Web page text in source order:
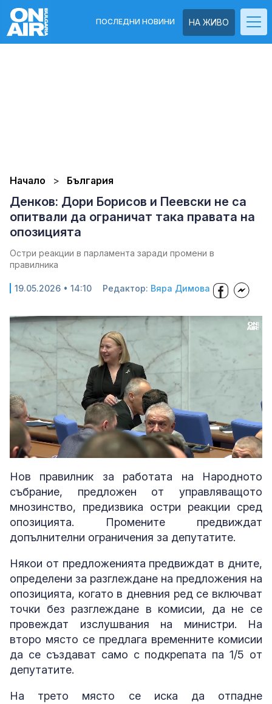
НА ЖИВО
ПОСЛЕДНИ НОВИНИ
Начало България
Денков: Дори Борисов и Пеевски не са
опитвали да ограничат така правата на
опозицията
Остри реакции в парламента заради промени в
правилника
19.05.2026 • 14:10 Редактор: Вяра Димова
Unmute
:
Нов правилник за работата на Народното
събрание, предложен от управляващото
мнозинство, предизвика остри реакции сред
опозицията. Промените предвиждат
допълнителни ограничения за депутатите.
Някои от предложенията предвиждат в дните,
определени за разглеждане на предложения на
опозицията, когато в дневния ред се включват
точки без разглеждане в комисии, да не се
провеждат изслушвания на министри. На
второ място се предлага временните комисии
да се създават само с подкрепата па 1/5 от
депутатите.
На трето място се иска да отпадне